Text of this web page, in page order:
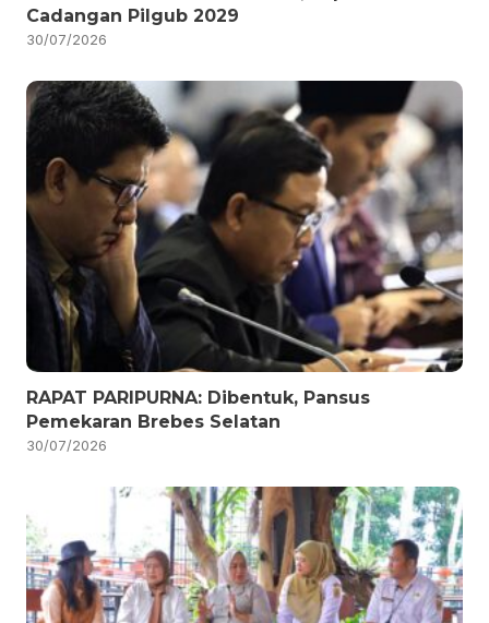
Cadangan Pilgub 2029
30/07/2026
RAPAT PARIPURNA: Dibentuk, Pansus
Pemekaran Brebes Selatan
30/07/2026